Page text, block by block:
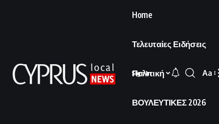
Home
Τελευταίες Ειδήσεις
Πολιτική
ΒΟΥΛΕΥΤΙΚΕΣ 2026
Sign In
Font
Aa